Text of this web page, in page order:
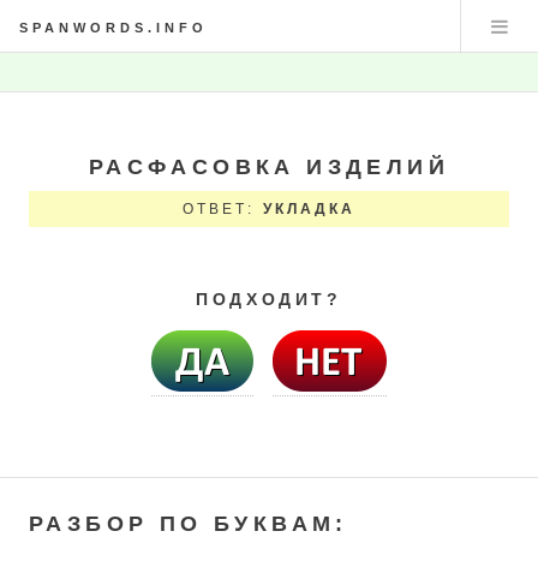
SPANWORDS.INFO
РАСФАСОВКА ИЗДЕЛИЙ
ОТВЕТ: УКЛАДКА
ПОДХОДИТ?
РАЗБОР ПО БУКВАМ: